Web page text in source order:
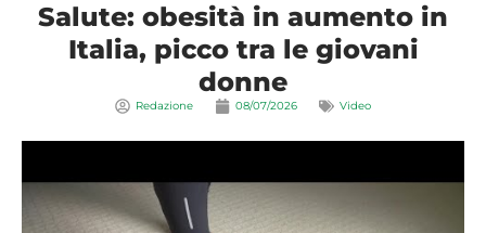
Salute: obesità in aumento in
Italia, picco tra le giovani
donne
Redazione 08/07/2026 Video